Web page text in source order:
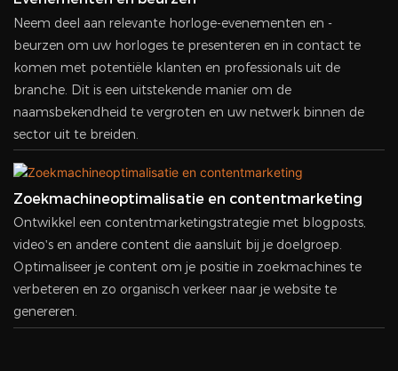
Neem deel aan relevante horloge-evenementen en -
beurzen om uw horloges te presenteren en in contact te
komen met potentiële klanten en professionals uit de
branche. Dit is een uitstekende manier om de
naamsbekendheid te vergroten en uw netwerk binnen de
sector uit te breiden.
Zoekmachineoptimalisatie en contentmarketing
Ontwikkel een contentmarketingstrategie met blogposts,
video's en andere content die aansluit bij je doelgroep.
Optimaliseer je content om je positie in zoekmachines te
verbeteren en zo organisch verkeer naar je website te
genereren.